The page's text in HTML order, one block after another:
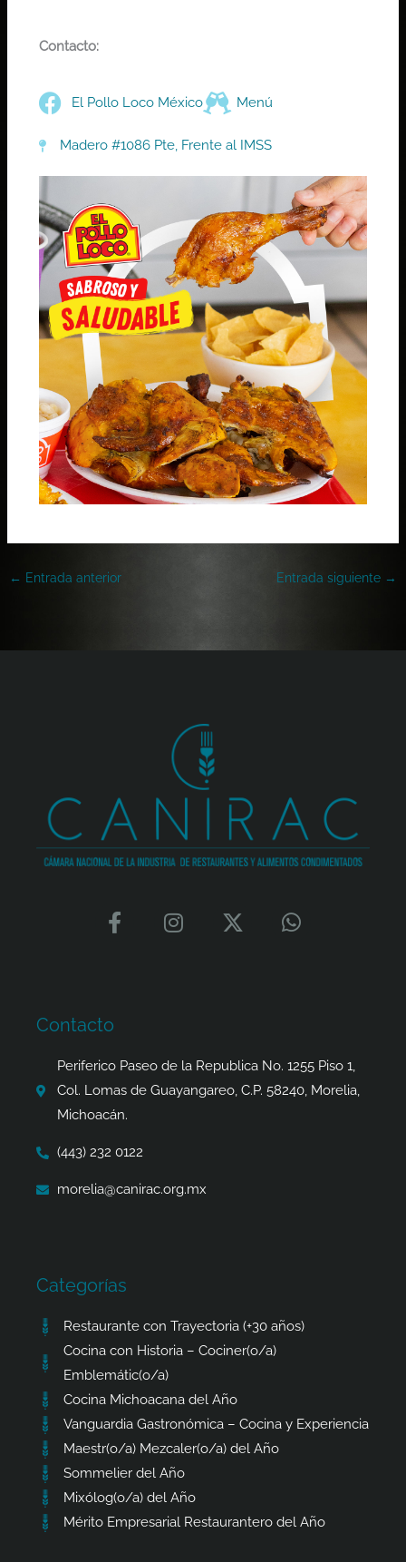
Contacto:
El Pollo Loco México Menú
Madero #1086 Pte, Frente al IMSS
← Entrada anterior Entrada siguiente →
F
a
o
k
-
f
I
n
a
m
X
-
e
r
W
h
p
Contacto
Periferico Paseo de la Republica No. 1255 Piso 1,
Col. Lomas de Guayangareo, C.P. 58240, Morelia,
Michoacán.
(443) 232 0122
morelia@canirac.org.mx
Categorías
Restaurante con Trayectoria (+30 años)
Cocina con Historia – Cociner(o/a)
Emblemátic(o/a)
Cocina Michoacana del Año
Vanguardia Gastronómica – Cocina y Experiencia
Maestr(o/a) Mezcaler(o/a) del Año
Sommelier del Año
Mixólog(o/a) del Año
Mérito Empresarial Restaurantero del Año